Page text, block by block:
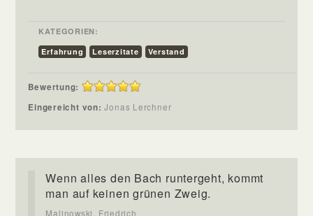
KATEGORIEN:
Erfahrung
Leserzitate Verstand
Bewertung:
Eingereicht von:Jonas Lerchner
Wenn alles den Bach runtergeht, kommt
man auf keinen grünen Zweig.
Malinowski, Friedrich